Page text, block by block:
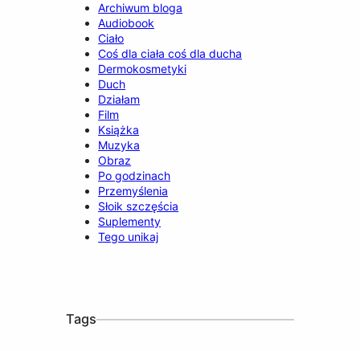
Archiwum bloga
Audiobook
Ciało
Coś dla ciała coś dla ducha
Dermokosmetyki
Duch
Działam
Film
Książka
Muzyka
Obraz
Po godzinach
Przemyślenia
Słoik szczęścia
Suplementy
Tego unikaj
Tags